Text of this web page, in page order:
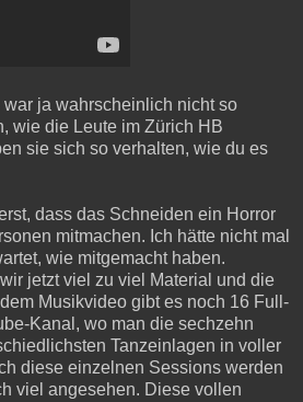
war ja wahrscheinlich nicht so
wie die Leute im Zürich HB
sie sich so verhalten, wie du es
dass das Schneiden ein Horror
mitmachen. Ich hätte nicht mal
wie mitgemacht haben.
jetzt viel zu viel Material und die
Musikvideo gibt es noch 16 Full-
Kanal, wo man die sechzehn
Tanzeinlagen in voller
diese einzelnen Sessions werden
viel angesehen. Diese vollen